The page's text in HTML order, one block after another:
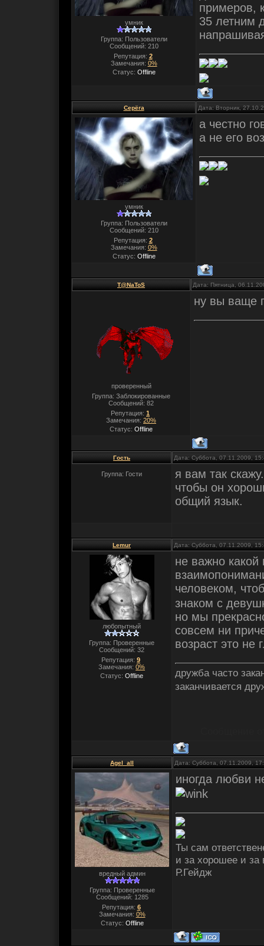
умник
Группа: Пользователи
Сообщений: 210
Репутация: 2
Замечания: 0%
Статус: Offline
примеров,
35 летним
Серёга Дата: Вторник,
умник
Группа: Пользователи
Сообщений: 210
Репутация: 2
Замечания: 0%
Статус: Offline
а честно
а не его
T@NaТоS Дата: Пятница,
проверенный
Группа: Заблокированные
Сообщений: 82
Репутация: 1
Замечания: 20%
Статус: Offline
ну вы ваще
Гость Дата: Суббота, 07.11.2009,
Группа: Гости
я вам так
чтобы он
общий язык.
Lemur Дата: Суббота, 07.11.2009,
любопытный
Группа: Проверенные
Сообщений: 32
Репутация: 9
Замечания: 0%
Статус: Offline
не важно какой
человеком,
знаком с
но мы
совсем ни
возраст это не
дружба часто
заканчивается
Agel_all Дата: Суббота, 07.11.2009,
вредный админ
Группа: Проверенные
Сообщений: 1285
Репутация: 6
Замечания: 0%
Статус: Offline
иногда любви
Ты сам
и за хорошее и за
Р.Гейдж